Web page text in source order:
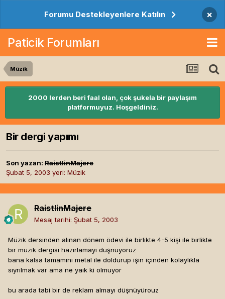
Forumu Destekleyenlere Katılın ×
Paticik Forumları
Müzik
2000 lerden beri faal olan, çok şukela bir paylaşım
platformuyuz. Hoşgeldiniz.
Bir dergi yapımı
Son yazan: RaistlinMajere
Şubat 5, 2003 yeri: Müzik
RaistlinMajere
Mesaj tarihi: Şubat 5, 2003
Müzik dersinden alınan dönem ödevi ile birlikte 4-5 kişi ile birlikte
bir müzik dergisi hazırlamayı düşnüyoruz
bana kalsa tamamını metal ile doldurup işin içinden kolaylıkla
sıyrılmak var ama ne yaık ki olmuyor
bu arada tabi bir de reklam almayı düşnüyürouz